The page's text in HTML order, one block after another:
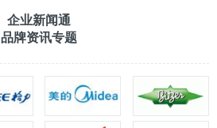
企业新闻通
品牌资讯专题